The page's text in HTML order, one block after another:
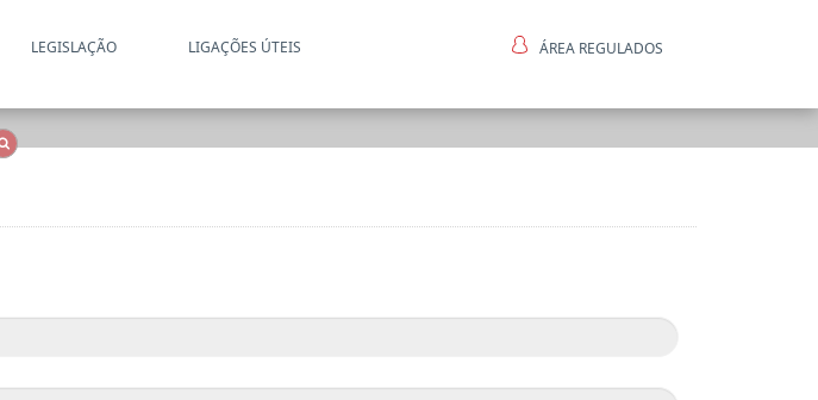
LEGISLAÇÃO LIGAÇÕES ÚTEIS ÁREA REGULADOS